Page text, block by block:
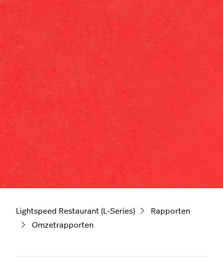
Lightspeed Restaurant (L-Series)
Rapporten
Omzetrapporten